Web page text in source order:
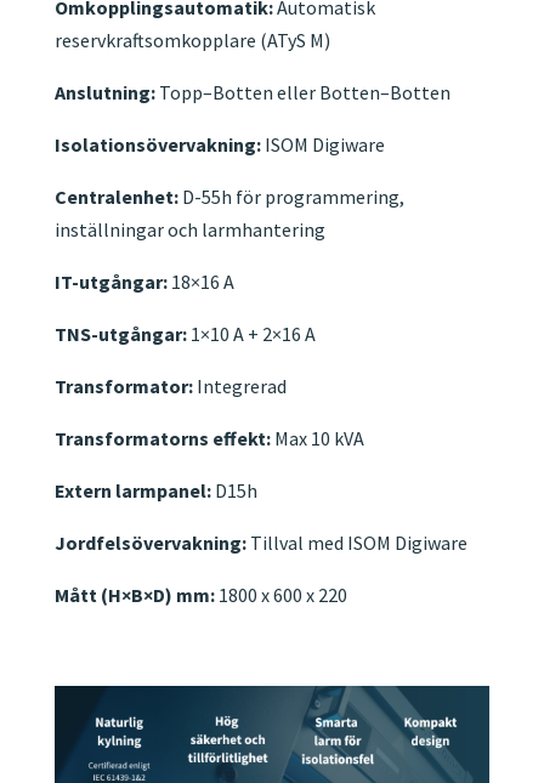
Omkopplingsautomatik:Automatisk
reservkraftsomkopplare (ATyS M)
Anslutning:Topp–Botten eller Botten–Botten
Isolationsövervakning:ISOM Digiware
Centralenhet:D-55h för programmering,
inställningar och larmhantering
IT-utgångar:18×16 A
TNS-utgångar:1×10 A + 2×16 A
Transformator:Integrerad
Transformatorns effekt:Max 10 kVA
Extern larmpanel:D15h
Jordfelsövervakning:Tillval med ISOM Digiware
Mått (H×B×D) mm:1800 x 600 x 220